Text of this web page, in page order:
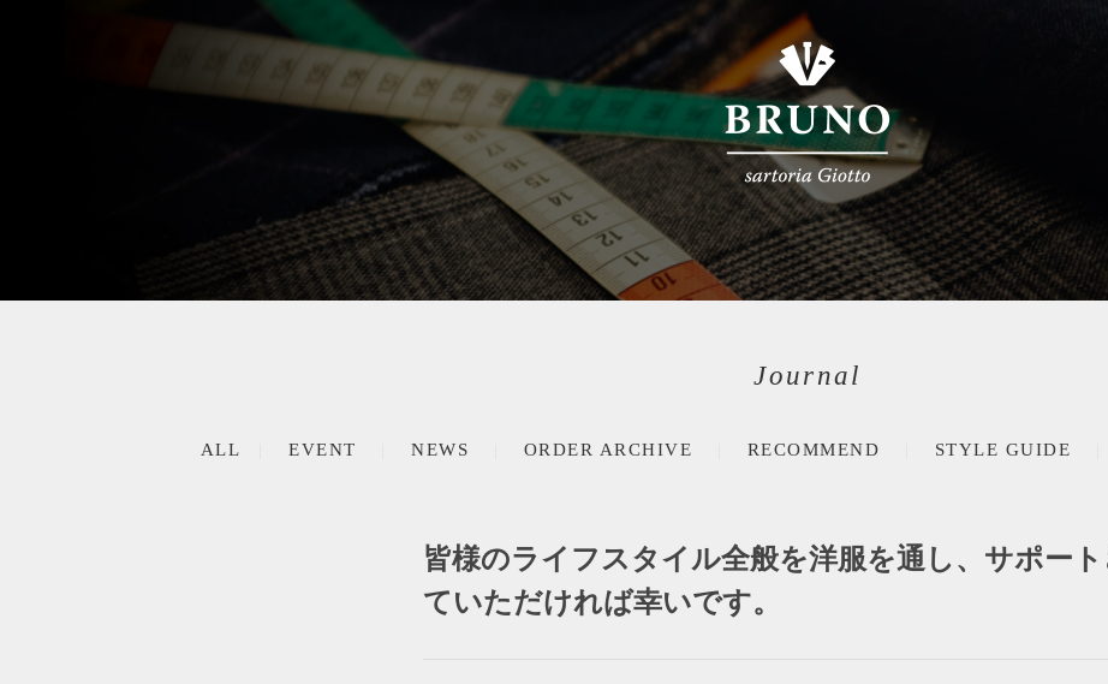
Journal
ALL EVENT NEWS ORDER ARCHIVE RECOMMEND STYLE GUIDE
皆様のライフスタイル全般を洋服を通し、サポー
ていただければ幸いです。